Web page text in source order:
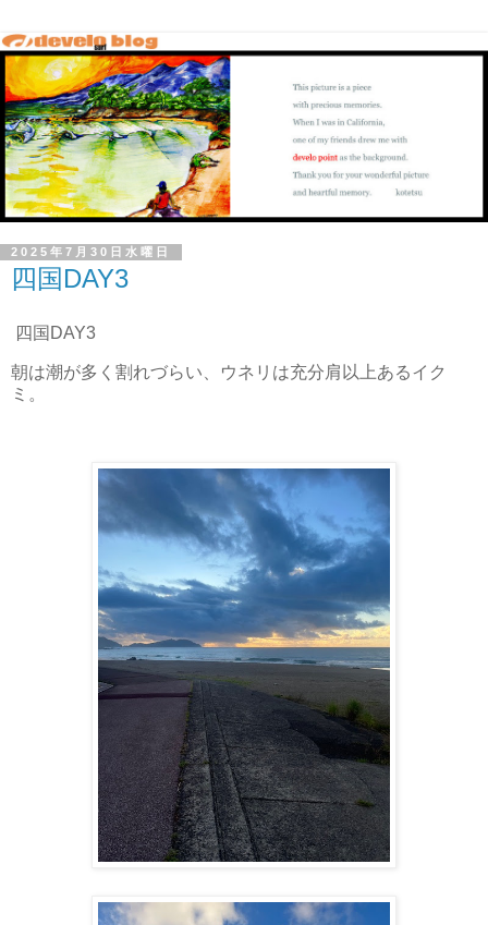
2025年7月30日水曜日
四国DAY3
四国DAY3
朝は潮が多く割れづらい、ウネリは充分肩以上あるイク
ミ。